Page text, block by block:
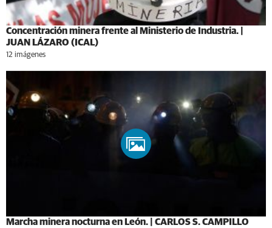
Concentración minera frente al Ministerio de Industria. |
JUAN LÁZARO (ICAL)
12 imágenes
Marcha minera nocturna en León. | CARLOS S. CAMPILLO